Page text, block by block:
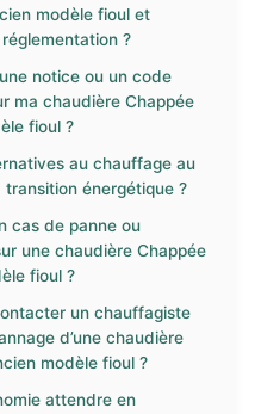
modèle fioul et
?
notice ou un code
ma chaudière Chappée
fioul ?
au chauffage au
transition énergétique ?
cas de panne ou
une chaudière Chappée
fioul ?
un chauffagiste
d’une chaudière
modèle fioul ?
attendre en